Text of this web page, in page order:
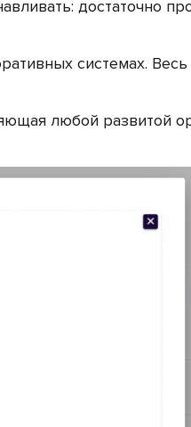
достаточно
системах.
любой развитой